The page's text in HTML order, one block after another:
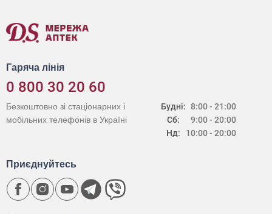
Гаряча лінія
0 800 30 20 60
Будні:
Сб:
Нд:
8:00 - 21:00
9:00 - 20:00
10:00 - 20:00
Безкоштовно зі стаціонарних і
мобільних телефонів в Україні
Приєднуйтесь